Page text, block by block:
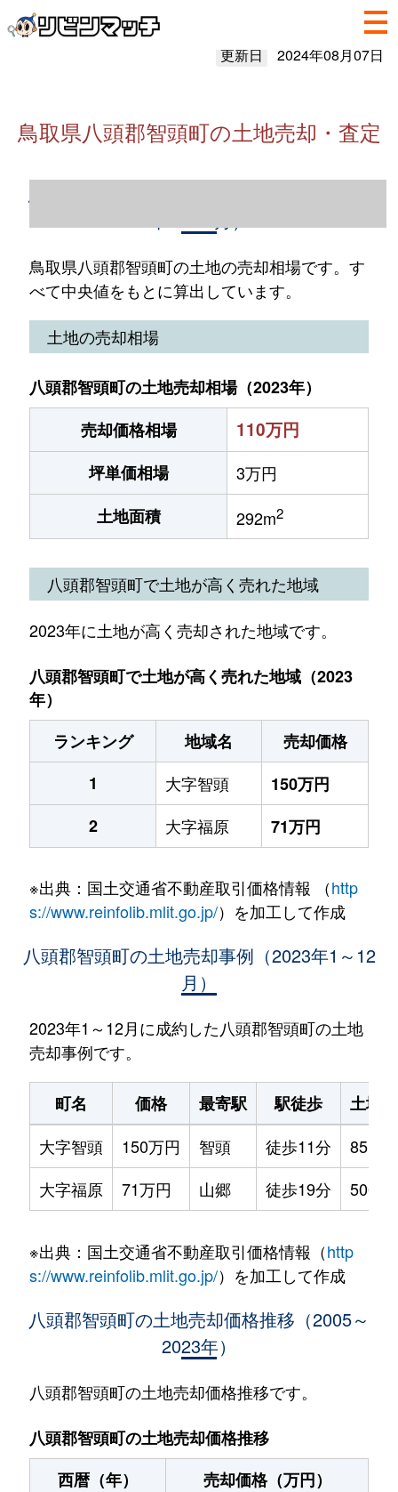
更新日 2024年08月07日
鳥取県八頭郡智頭町の土地売却・査定
鳥取県八頭郡智頭町の土地売却情報（2023
鳥取県八頭郡智頭町の土地の売却相場です。す
べて中央値をもとに算出しています。
土地の売却相場
八頭郡智頭町の土地売却相場（2023年）
売却価格相場
110万円
坪単価相場
3万円
土地面積
292m2
八頭郡智頭町で土地が高く売れた地域
2023年に土地が高く売却された地域です。
八頭郡智頭町で土地が高く売れた地域（2023
年）
ランキング
地域名
売却価格
1
大字智頭
150万円
2
大字福原 71万円
※出典：国土交通省不動産取引価格情報 （http
s://www.reinfolib.mlit.go.jp/）を加工して作成
八頭郡智頭町の土地売却事例（2023年1～12
月）
2023年1～12月に成約した八頭郡智頭町の土地
売却事例です。
町名 価格 最寄駅 駅徒歩
土地
大字智頭
150万円 智頭 徒歩11分
85m²
大字福原
71万円 山郷 徒歩19分 500m²
※出典：国土交通省不動産取引価格情報（http
s://www.reinfolib.mlit.go.jp/）を加工して作成
八頭郡智頭町の土地売却価格推移（2005～
2023年）
八頭郡智頭町の土地売却価格推移です。
八頭郡智頭町の土地売却価格推移
西暦（年）
売却価格（万円）